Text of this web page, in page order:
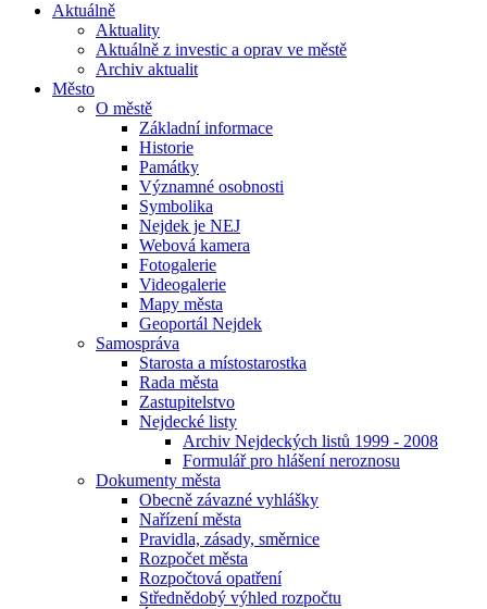
Aktuálně
Aktuality
Aktuálně z investic a oprav ve městě
Archiv aktualit
Město
O městě
Základní informace
Historie
Památky
Významné osobnosti
Symbolika
Nejdek je NEJ
Webová kamera
Fotogalerie
Videogalerie
Mapy města
Geoportál Nejdek
Samospráva
Starosta a místostarostka
Rada města
Zastupitelstvo
Nejdecké listy
Archiv Nejdeckých listů 1999 - 2008
Formulář pro hlášení neroznosu
Dokumenty města
Obecně závazné vyhlášky
Nařízení města
Pravidla, zásady, směrnice
Rozpočet města
Rozpočtová opatření
Střednědobý výhled rozpočtu